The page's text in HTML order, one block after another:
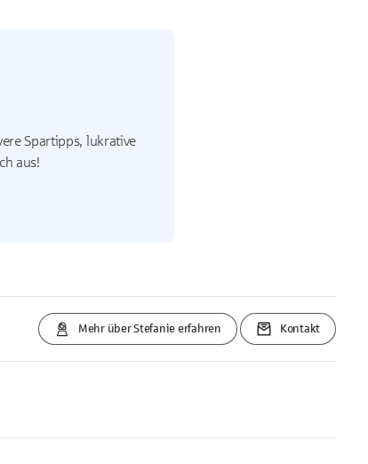
Spartipps, lukrative
aus!
Mehr über Stefanie erfahren Kontakt